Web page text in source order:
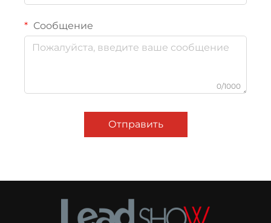
Сообщение
0/1000
Отправить